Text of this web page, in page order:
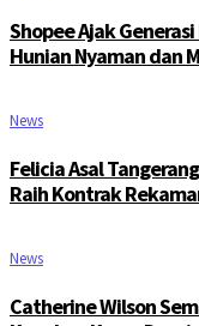
Shopee Ajak
Hunian Nyaman dan
News
Felicia Asal
Raih Kontrak
News
Catherine Wilson